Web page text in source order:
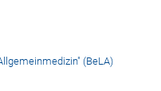
(BeLA)